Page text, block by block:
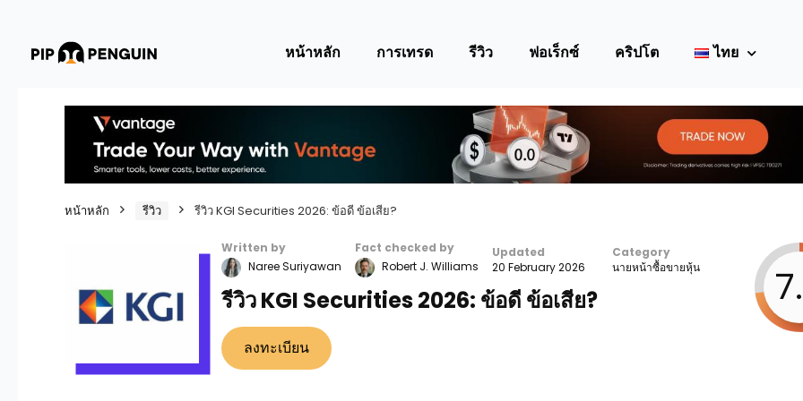
หน้าหลัก การเทรด รีวิว ฟอเร็กซ์ คริปโต ไทย
หน้าหลัก รีวิว รีวิว KGI Securities 2026: ข้อดี ข้อเสีย?
Written by
Naree Suriyawan
Fact checked by
Robert J. Williams
Updated
20 February 2026
Category
นายหน้าซื้อขายหุ้น
รีวิว KGI Securities 2026: ข้อดี ข้อเสีย?
ลงทะเบียน